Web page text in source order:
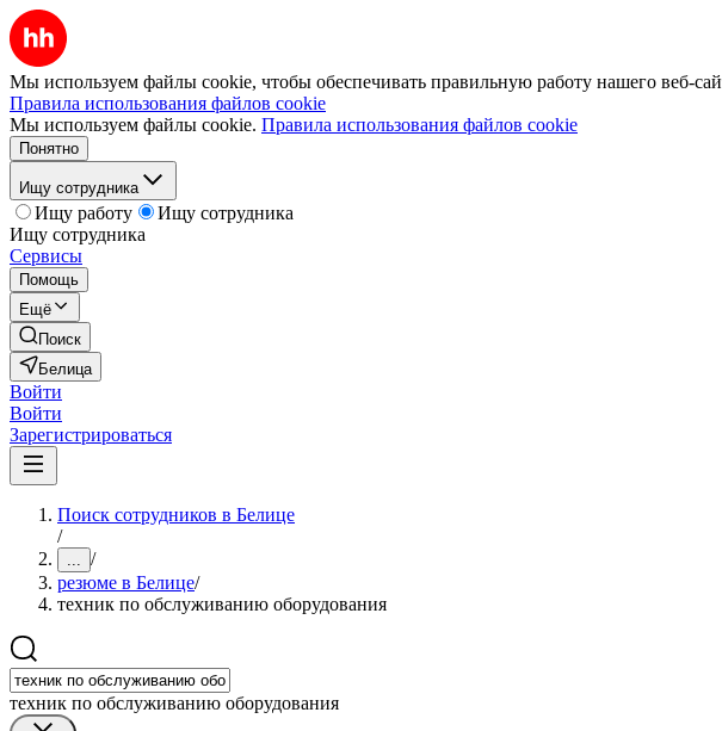
Мы используем файлы cookie, чтобы обеспечивать правильную работу нашего веб-
Правила использования файлов cookie
Мы используем файлы cookie. Правила использования файлов cookie
Понятно
Ищу сотрудника
Ищу работу
Ищу сотрудника
Ищу сотрудника
Сервисы
Помощь
Ещё
Поиск
Белица
Войти
Войти
Зарегистрироваться
Поиск сотрудников в Белице
/
... /
резюме в Белице/
техник по обслуживанию оборудования
техник по обслуживанию оборудования